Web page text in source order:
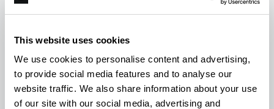
This website uses cookies
We use cookies to personalise content and advertising,
to provide social media features and to analyse our
website traffic. We also share information about your use
of our site with our social media, advertising and
A continuación la directora de marketing de
Biobizz, Nancy, nos habló del proyecto que tienen
con ASPANOVAS, una asociación de familias de